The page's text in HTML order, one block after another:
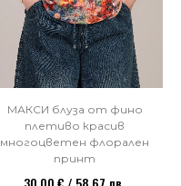
МАКСИ блуза от фино
плетиво красив
многоцветен флорален
принт